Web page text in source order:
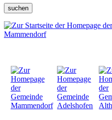
suchen